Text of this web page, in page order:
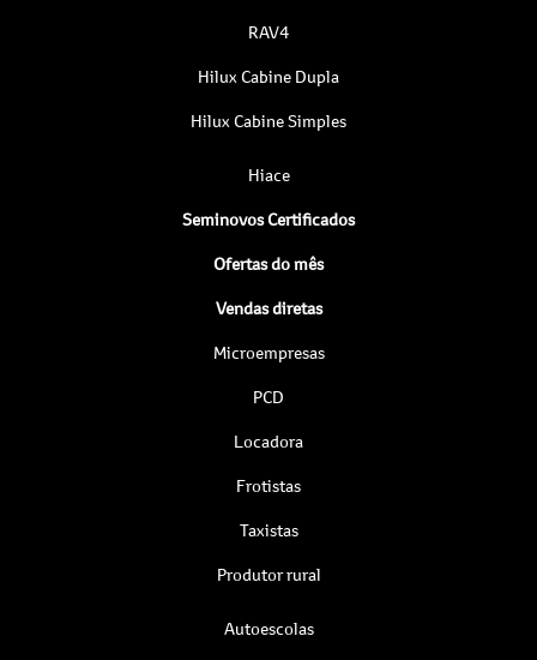
RAV4
Hilux Cabine Dupla
Hilux Cabine Simples
Hiace
Seminovos Certificados
Ofertas do mês
Vendas diretas
Microempresas
PCD
Locadora
Frotistas
Taxistas
Produtor rural
Autoescolas